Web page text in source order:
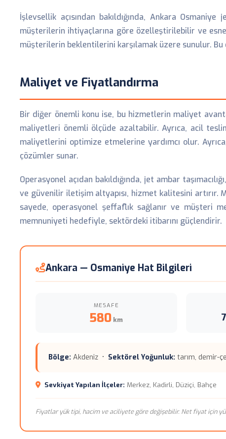
İşlevsellik açısından bakıldığında, Ankara
müşterilerin ihtiyaçlarına göre özelleştirilebilir ve
müşterilerin beklentilerini karşılamak üzere sunulur.
Maliyet ve Fiyatlandırma
Bir diğer önemli konu ise, bu hizmetlerin maliyet
maliyetleri önemli ölçüde azaltabilir. Ayrıca, acil
maliyetlerini optimize etmelerine yardımcı olur.
çözümler sunar.
Operasyonel açıdan bakıldığında, jet ambar
ve güvenilir iletişim altyapısı, hizmet kalitesini artırır.
sayede, operasyonel şeffaflık sağlanır ve müşteri
memnuniyeti hedefiyle, sektördeki itibarını güçlendirir.
Ankara — Osmaniye Hat Bilgileri
MESAFE
580 km
Bölge: Akdeniz • Sektörel Yoğunluk: tarım, demir-
Sevkiyat Yapılan İlçeler: Merkez, Kadirli, Düziçi, Bahçe
Fiyatlar yük tipi, hacim ve aciliyete göre değişebilir. Net fiyat için